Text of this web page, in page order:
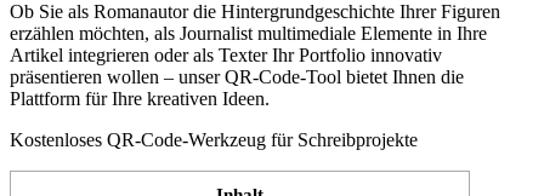
Ob Sie als Romanautor die Hintergrundgeschichte Ihrer Figuren
erzählen möchten, als Journalist multimediale Elemente in Ihre
Artikel integrieren oder als Texter Ihr Portfolio innovativ
präsentieren wollen – unser QR-Code-Tool bietet Ihnen die
Plattform für Ihre kreativen Ideen.
Kostenloses QR-Code-Werkzeug für Schreibprojekte